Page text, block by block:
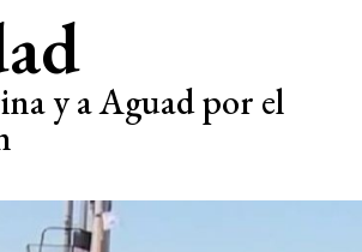
y a Aguad por el